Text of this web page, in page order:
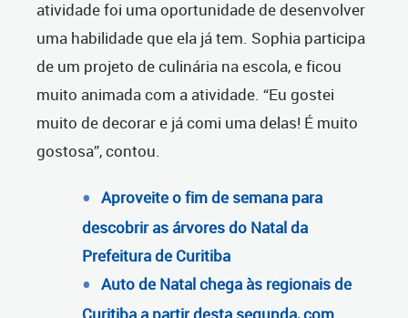
atividade foi uma oportunidade de desenvolver
uma habilidade que ela já tem. Sophia participa
de um projeto de culinária na escola, e ficou
muito animada com a atividade. “Eu gostei
muito de decorar e já comi uma delas! É muito
gostosa”, contou.
Aproveite o fim de semana para
descobrir as árvores do Natal da
Prefeitura de Curitiba
Auto de Natal chega às regionais de